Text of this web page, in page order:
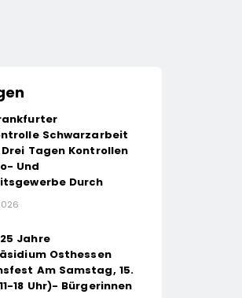
Schwarzarbeit
Tagen Kontrollen
Und
Durch
Jahre
Osthessen
Am Samstag, 15.
18 Uhr)- Bürgerinnen